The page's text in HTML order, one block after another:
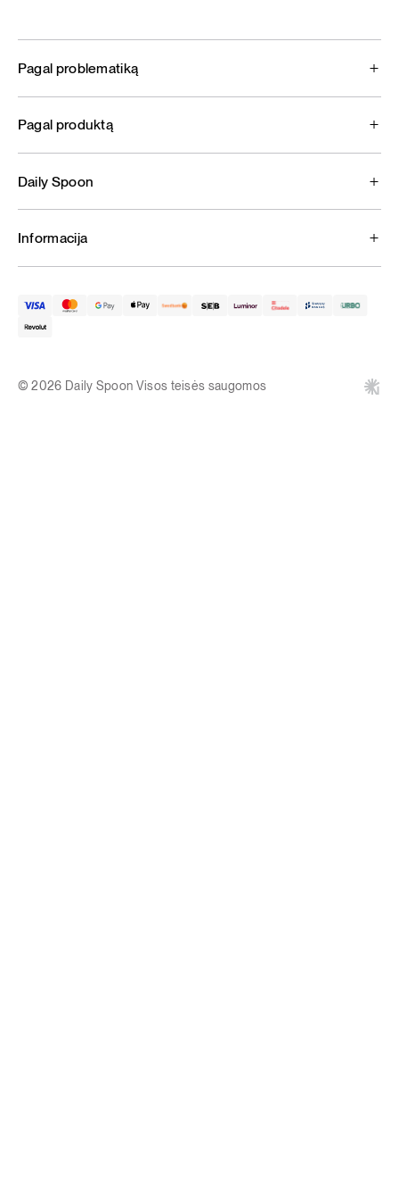
Pagal problematiką
Pagal produktą
Daily Spoon
Informacija
© 2026 Daily Spoon Visos teisės saugomos